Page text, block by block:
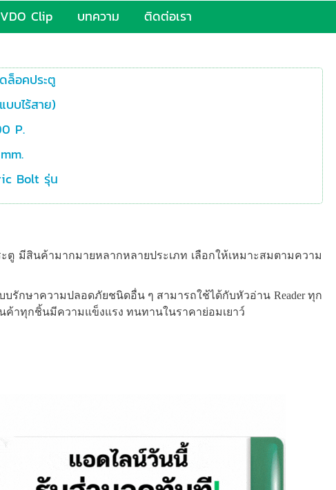
VDO Clip บทความ ติดต่อเรา
ล็อคประตู
บไร้สาย)
P.
Bolt รุ่น
ตู มีสินค้ามากมายหลากหลายประเภท เลือกให้เหมาะสมตามความ
บรักษาความปลอดภัยชนิดอื่น ๆ สามารถใช้ได้กับหัวอ่าน Reader ทุก
าทุกชิ้นมีความแข็งแรง ทนทานในราคาย่อมเยาว์